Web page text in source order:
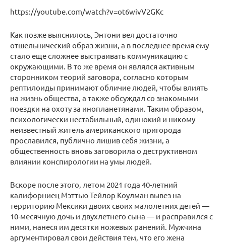
https://youtube.com/watch?v=ot6wivV2GKc
Как позже выяснилось, Энтони вел достаточно
отшельнический образ жизни, а в последнее время ему
стало еще сложнее выстраивать коммуникацию с
окружающими. В то же время он являлся активным
сторонником теорий заговора, согласно которым
рептилоиды принимают обличие людей, чтобы влиять
на жизнь общества, а также обсуждал со знакомыми
поездки на охоту за инопланетянами. Таким образом,
психологически нестабильный, одинокий и никому
неизвестный житель американского пригорода
прославился, публично лишив себя жизни, а
общественность вновь заговорила о деструктивном
влиянии конспирологии на умы людей.
Вскоре после этого, летом 2021 года 40-летний
калифорниец Мэттью Тейлор Коулман вывез на
территорию Мексики двоих своих малолетних детей —
10-месячную дочь и двухлетнего сына — и расправился с
ними, нанеся им десятки ножевых ранений. Мужчина
аргументировал свои действия тем, что его жена